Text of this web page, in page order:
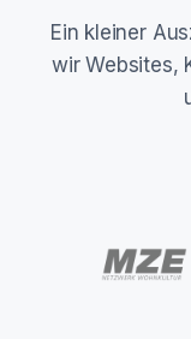
Ein kleiner
wir Websites,